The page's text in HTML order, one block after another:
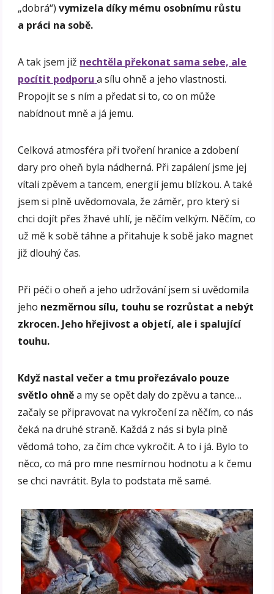
„dobrá“)vymizela díky mému osobnímu růstu
a práci na sobě.
A tak jsem již nechtěla překonat sama sebe, ale
pocítit podporu a sílu ohně a jeho vlastnosti.
Propojit se s ním a předat si to, co on může
nabídnout mně a já jemu.
Celková atmosféra při tvoření hranice a zdobení
dary pro oheň byla nádherná. Při zapálení jsme jej
vítali zpěvem a tancem, energií jemu blízkou. A také
jsem si plně uvědomovala, že záměr, pro který si
chci dojít přes žhavé uhlí, je něčím velkým. Něčím, co
už mě k sobě táhne a přitahuje k sobě jako magnet
již dlouhý čas.
Při péči o oheň a jeho udržování jsem si uvědomila
jeho nezměrnou sílu, touhu se rozrůstat a nebýt
zkrocen. Jeho hřejivost a objetí, ale i spalující
touhu.
Když nastal večer a tmu prořezávalo pouze
světlo ohněa my se opět daly do zpěvu a tance…
začaly se připravovat na vykročení za něčím, co nás
čeká na druhé straně. Každá z nás si byla plně
vědomá toho, za čím chce vykročit. A to i já. Bylo to
něco, co má pro mne nesmírnou hodnotu a k čemu
se chci navrátit. Byla to podstata mě samé.